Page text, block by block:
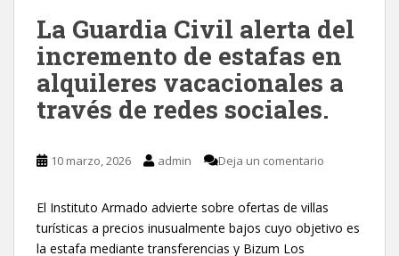
La Guardia Civil alerta del
incremento de estafas en
alquileres vacacionales a
través de redes sociales.
10 marzo, 2026 admin Deja un comentario
El Instituto Armado advierte sobre ofertas de villas
turísticas a precios inusualmente bajos cuyo objetivo es
la estafa mediante transferencias y Bizum Los